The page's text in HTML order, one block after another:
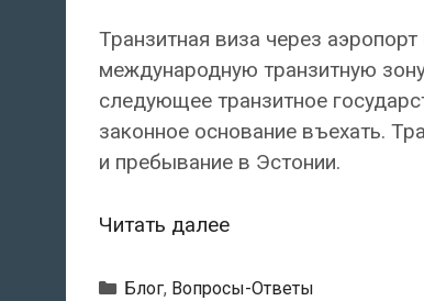
Транзитная виза через
международную транзитную
следующее транзитное
законное основание въехать.
и пребывание в Эстонии.
Читать далееКакие
виды
Рубрики
Блог, Вопросы-Ответы